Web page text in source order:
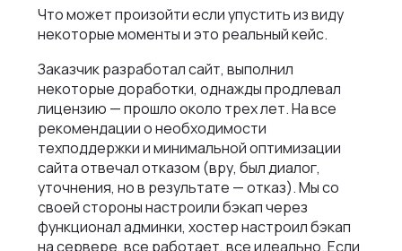
Разработка конфигураторов
Интернет-магазин для селлеров WB и Ozon
Минск, Тимирязева 72/1
Москва, 2-я Тверская-Ямская 18, помещ.
7/2
Что может произойти если упустить из виду
некоторые моменты и это реальный кейс.
Заказчик разработал сайт, выполнил
некоторые доработки, однажды продлевал
лицензию — прошло около трех лет. На все
рекомендации о необходимости
техподдержки и минимальной оптимизации
сайта отвечал отказом (вру, был диалог,
уточнения, но в результате — отказ). Мы со
своей стороны настроили бэкап через
функционал админки, хостер настроил бэкап
на сервере, все работает, все идеально. Если